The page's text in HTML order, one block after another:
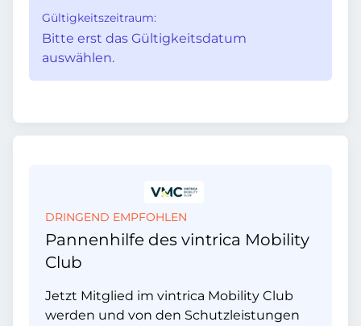
Gültigkeitszeitraum:
Bitte erst das Gültigkeitsdatum
auswählen.
DRINGEND EMPFOHLEN
Pannenhilfe des vintrica Mobility
Club
Jetzt Mitglied im vintrica Mobility Club
werden und von den Schutzleistungen